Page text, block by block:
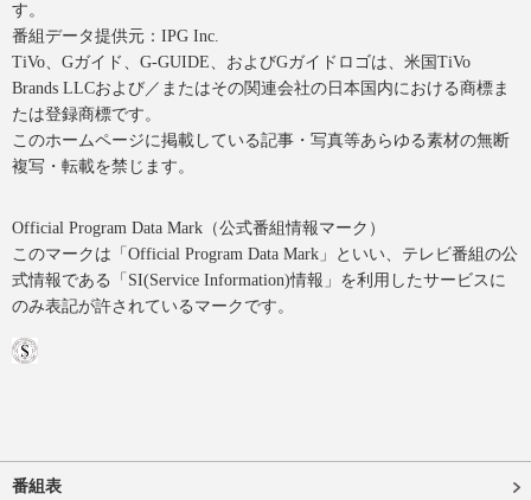
す。
番組データ提供元：IPG Inc.
TiVo、Gガイド、G-GUIDE、およびGガイドロゴは、米国TiVo
Brands LLCおよび／またはその関連会社の日本国内における商標ま
たは登録商標です。
このホームページに掲載している記事・写真等あらゆる素材の無断
複写・転載を禁じます。
Official Program Data Mark（公式番組情報マーク）
このマークは「Official Program Data Mark」といい、テレビ番組の公
式情報である「SI(Service Information)情報」を利用したサービスに
のみ表記が許されているマークです。
番組表